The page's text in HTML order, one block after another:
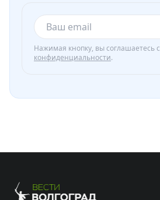
Нажимая кнопку, вы соглашаетесь с
конфиденциальности.